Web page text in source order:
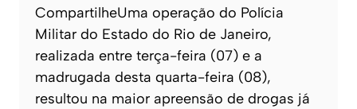
CompartilheUma operação do Polícia
Militar do Estado do Rio de Janeiro,
realizada entre terça-feira (07) e a
madrugada desta quarta-feira (08),
resultou na maior apreensão de drogas já